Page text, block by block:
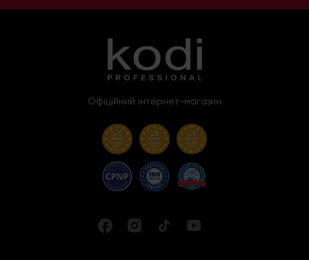
Офіційний інтернет-магазин